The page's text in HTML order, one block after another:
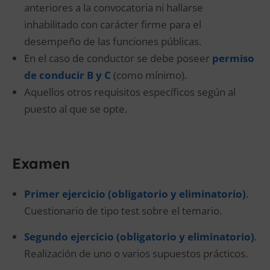
anteriores a la convocatoria ni hallarse
inhabilitado con carácter firme para el
desempeño de las funciones públicas.
En el caso de conductor se debe poseer permiso
de conducir B y C (como mínimo).
Aquellos otros requisitos específicos según al
puesto al que se opte.
Examen
Primer ejercicio (obligatorio y eliminatorio).
Cuestionario de tipo test sobre el temario.
Segundo ejercicio (obligatorio y eliminatorio).
Realización de uno o varios supuestos prácticos.